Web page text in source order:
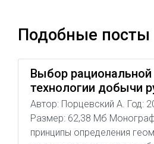
Подобные посты
Выбор рациональной
технологии добычи
Автор: Порцевский А. Год:
Размер: 62,38 Мб
принципы определения